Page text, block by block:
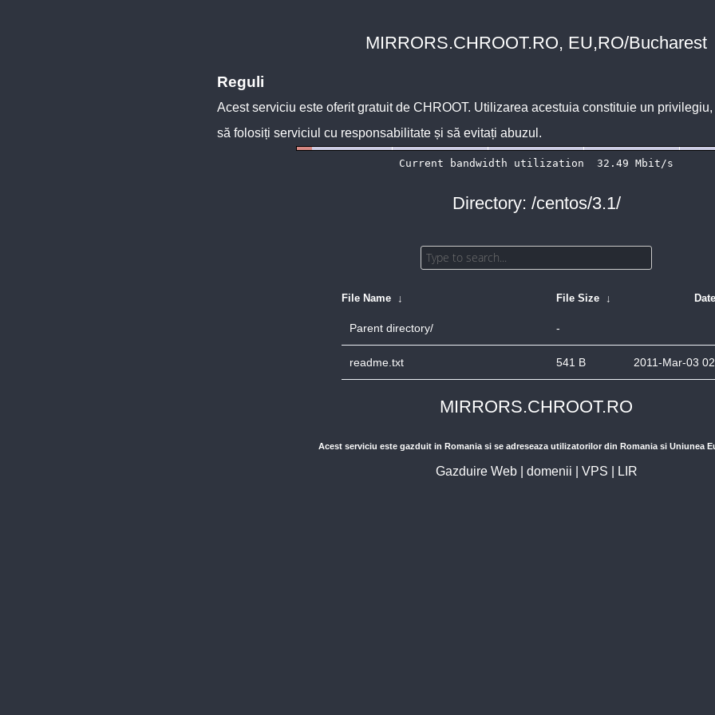
MIRRORS.CHROOT.RO, EU,RO/Bucharest
Reguli
Acest serviciu este oferit gratuit de CHROOT. Utilizarea acestuia constituie un
să folosiți serviciul cu responsabilitate și să evitați abuzul.
Directory: /centos/3.1/
File Name ↓ File Size ↓ Date
Parent directory/ -
readme.txt 541 B 2011-Mar-03
MIRRORS.CHROOT.RO
Acest serviciu este gazduit in Romania si se adreseaza utilizatorilor din Romania si Uniunea
Gazduire Web| domenii VPS LIR